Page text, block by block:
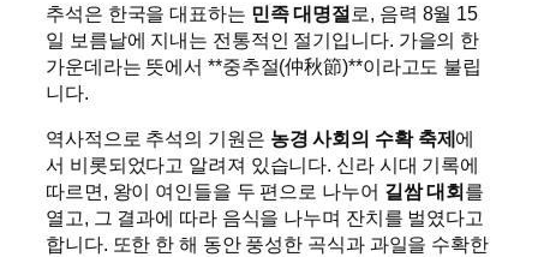
추석은 한국을 대표하는 민족 대명절 로, 음력 8월 15
일 보름날에 지내는 전통적인 절기입니다. 가을의 한
가운데라는 뜻에서 **중추절(仲秋節)**이라고도 불립
니다.
역사적으로 추석의 기원은 농경 사회의 수확 축제에
서 비롯되었다고 알려져 있습니다. 신라 시대 기록에
따르면, 왕이 여인들을 두 편으로 나누어 길쌈 대회를
열고, 그 결과에 따라 음식을 나누며 잔치를 벌였다고
합니다. 또한 한 해 동안 풍성한 곡식과 과일을 수확한